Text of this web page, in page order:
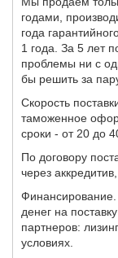
годами,
года
1 года. За 5 лет
проблемы ни с
бы решить за
Скорость
таможенное
сроки - от 20 до
По договору
через
денег на
партнеров:
условиях.